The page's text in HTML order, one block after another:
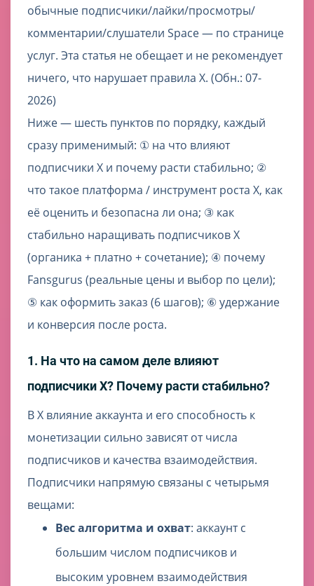
обычные подписчики/лайки/просмотры/
комментарии/слушатели Space — по странице
услуг. Эта статья не обещает и не рекомендует
ничего, что нарушает правила X. (Обн.: 07-
2026)
Ниже — шесть пунктов по порядку, каждый
сразу применимый: ① на что влияют
подписчики X и почему расти стабильно; ②
что такое платформа / инструмент роста X, как
её оценить и безопасна ли она; ③ как
стабильно наращивать подписчиков X
(органика + платно + сочетание); ④ почему
Fansgurus (реальные цены и выбор по цели);
⑤ как оформить заказ (6 шагов); ⑥ удержание
и конверсия после роста.
1. На что на самом деле влияют
подписчики X? Почему расти стабильно?
В X влияние аккаунта и его способность к
монетизации сильно зависят от числа
подписчиков и качества взаимодействия.
Подписчики напрямую связаны с четырьмя
вещами:
Вес алгоритма и охват: аккаунт с
большим числом подписчиков и
высоким уровнем взаимодействия